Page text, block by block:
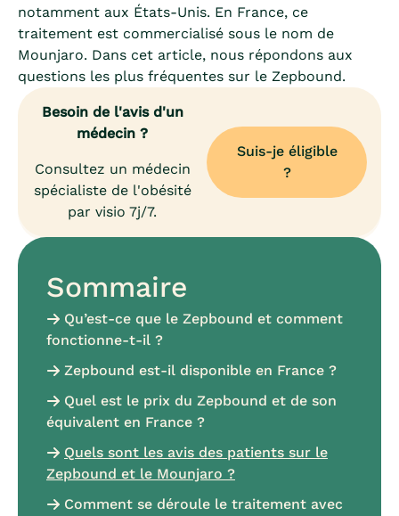
notamment aux États-Unis. En France, ce
traitement est commercialisé sous le nom de
Mounjaro. Dans cet article, nous répondons aux
questions les plus fréquentes sur le Zepbound.
Besoin de l'avis d'un
médecin ?
Suis-je éligible
?
Consultez un médecin
spécialiste de l'obésité
par visio 7j/7.
Sommaire
Qu’est-ce que le Zepbound et comment
fonctionne-t-il ?
Zepbound est-il disponible en France ?
Quel est le prix du Zepbound et de son
équivalent en France ?
Quels sont les avis des patients sur le
Zepbound et le Mounjaro ?
Comment se déroule le traitement avec